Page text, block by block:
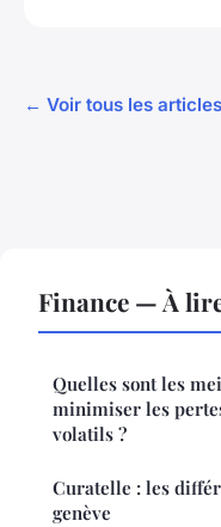
← Voir tous les
Finance — À
Quelles sont les
minimiser les
volatils ?
Curatelle : les
genève